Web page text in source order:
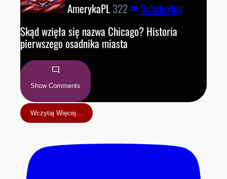
AmerykaPL322
Subskrybuj
Skąd wzięła się nazwa Chicago? Historia
pierwszego osadnika miasta
Show Comments
Wczytaj Więcej…